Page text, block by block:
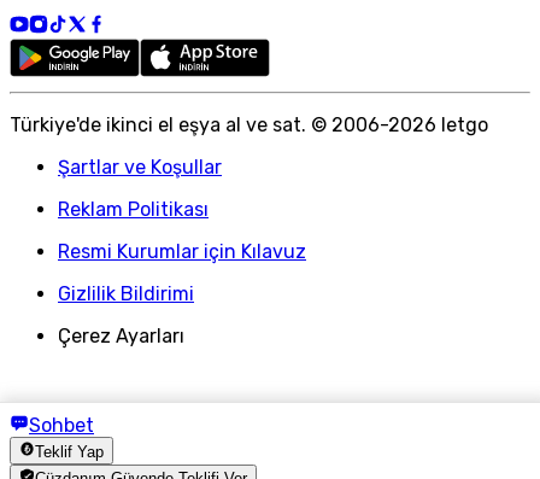
Sohbet
Teklif Yap
Türkiye'de ikinci el eşya al ve sat. © 2006-2026 letgo
Şartlar ve Koşullar
Reklam Politikası
Resmi Kurumlar için Kılavuz
Gizlilik Bildirimi
Çerez Ayarları